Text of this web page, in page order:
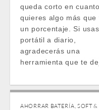
queda corto en cuanto
quieres algo más que
un porcentaje. Si usas
portátil a diario,
agradecerás una
herramienta que te
AHORRAR BATERÍA, SOFT &